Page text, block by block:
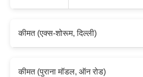
कीमत (एक्स-शोरूम, दिल्ली)
कीमत (पुराना मॉडल, ऑन रोड)